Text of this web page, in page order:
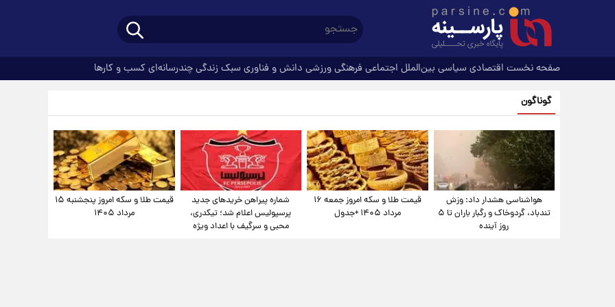
صفحه نخست اقتصادی سیاسی بین‌الملل اجتماعی فرهنگیورزشی دانش و فناوری سبک زندگیچندرسانه‌ای کسب و کارها
گوناگون
هواشناسی هشدار داد: وزش
تندباد، گردوخاک و رگبار باران تا ۵
روز آینده
قیمت طلا و سکه امروز جمعه ۱۶
مرداد ۱۴۰۵ +جدول
شماره پیراهن خریدهای جدید
پرسپولیس اعلام شد؛ تیکدری،
محبی و سرگیف با اعداد ویژه
قیمت طلا و سکه امروز پنجشنبه ۱۵
مرداد ۱۴۰۵